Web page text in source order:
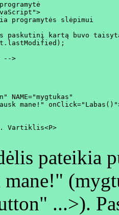
programytės slėpimui
paskutinį kartą buvo
-->
NAME="mygtukas"
mane!"
Vartiklis<P>
pateikia
mane!"
...>).